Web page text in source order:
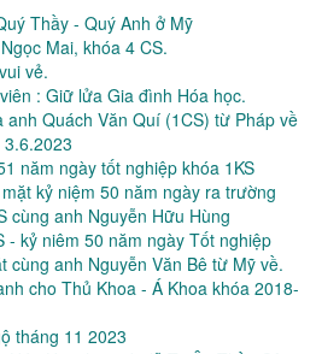
Thầy - Quý Anh ở Mỹ
Mai, khóa 4 CS.
vẻ.
: Giữ lửa Gia đình Hóa học.
anh Quách Văn Quí (1CS) từ Pháp về
năm ngày tốt nghiệp khóa 1KS
kỷ niệm 50 năm ngày ra trường
cùng anh Nguyễn Hữu Hùng
- kỷ niêm 50 năm ngày Tốt nghiệp
cùng anh Nguyễn Văn Bê từ Mỹ về.
cho Thủ Khoa - Á Khoa khóa 2018-
tháng 11 2023